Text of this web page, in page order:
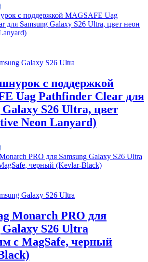
Galaxy S26 Ultra
с поддержкой
Uag Pathfinder Clear для
Galaxy S26 Ultra, цвет
Neon Lanyard)
Galaxy S26 Ultra
Monarch PRO для
Galaxy S26 Ultra
с MagSafe, черный